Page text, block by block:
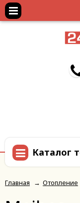
Каталог
Главная → Отопление